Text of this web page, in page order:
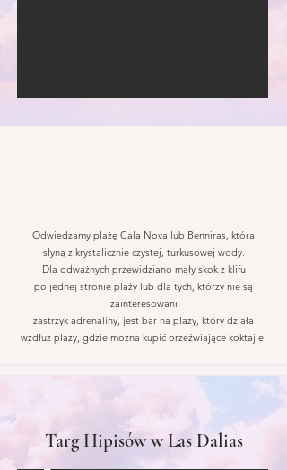
Odwiedzamy plażę Cala Nova lub Benniras, która
słyną z krystalicznie czystej, turkusowej wody.
Dla odważnych przewidziano mały skok z klifu
po jednej stronie plaży lub dla tych, którzy nie są
zainteresowani
zastrzyk adrenaliny, jest bar na plaży, który działa
wzdłuż plaży, gdzie można kupić orzeźwiające koktajle.
Targ Hipisów w Las Dalias